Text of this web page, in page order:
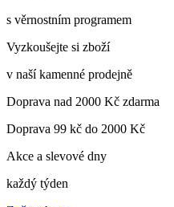
s věrnostním programem
Vyzkoušejte si zboží
v naší kamenné prodejně
Doprava nad 2000 Kč zdarma
Doprava 99 kč do 2000 Kč
Akce a slevové dny
každý týden